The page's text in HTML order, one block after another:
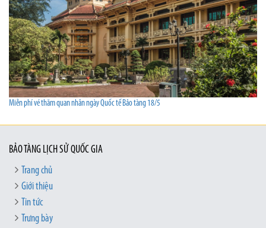
Miễn phí vé thăm quan nhân ngày Quốc tế Bảo tàng 18/5
BẢO TÀNG LỊCH SỬ QUỐC GIA
Trang chủ
Giới thiệu
Tin tức
Trưng bày